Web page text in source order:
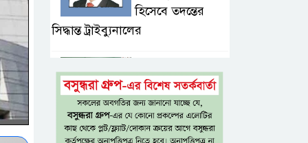
হিসেবে তদন্তের
সিদ্ধান্ত ট্রাইব্যুনালের
হবে লটারিতে,
দ্বিতীয় থেকে নবম
শ্রেণিতে থাকছে ভর্তি পরীক্ষা